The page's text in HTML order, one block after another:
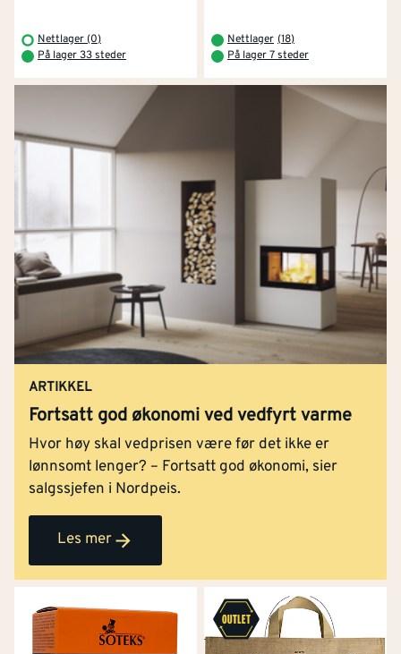
Nettlager (0)
På lager 33 steder
Nettlager (18)
På lager 7 steder
ARTIKKEL
Fortsatt god økonomi ved vedfyrt varme
Hvor høy skal vedprisen være før det ikke er
lønnsomt lenger? – Fortsatt god økonomi, sier
salgssjefen i Nordpeis.
Les mer